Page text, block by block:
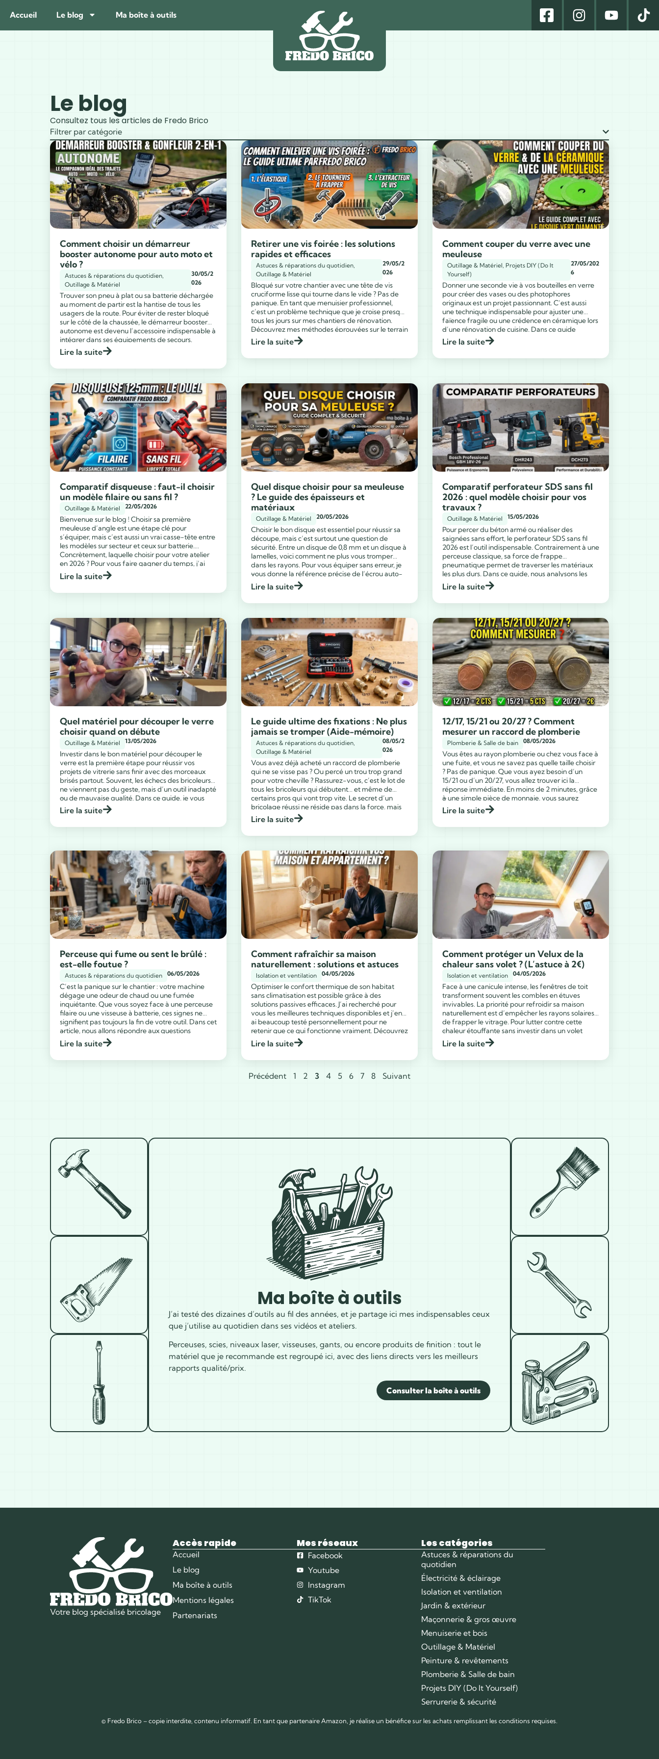
Accueil Le blog Ma boîte à outils
Le blog
Consultez tous les articles de Fredo Brico
Filtrer par catégorie
Comment choisir un démarreur
booster autonome pour auto moto et
vélo ?
Astuces & réparations du quotidien,
Outillage & Matériel
30/05/2
026
Trouver son pneu à plat ou sa batterie déchargée
au moment de partir est la hantise de tous les
usagers de la route. Pour éviter de rester bloqué
sur le côté de la chaussée, le démarreur booster
autonome est devenu l’accessoire indispensable à
intégrer dans ses équipements de secours.
Fonctionnalité Usage principal Véhicules et objets
[…]
...
Lire la suite
Retirer une vis foirée : les solutions
rapides et efficaces
Astuces & réparations du quotidien,
Outillage & Matériel
29/05/2
026
Bloqué sur votre chantier avec une tête de vis
cruciforme lisse qui tourne dans le vide ? Pas de
panique. En tant que menuisier professionnel,
c’est un problème technique que je croise presque
tous les jours sur mes chantiers de rénovation.
Découvrez mes méthodes éprouvées sur le terrain
pour savoir comment enlever une vis foirée […]
...
Lire la suite
Comment couper du verre avec une
meuleuse
Outillage & Matériel, Projets DIY (Do It
Yourself)
27/05/202
6
Donner une seconde vie à vos bouteilles en verre
pour créer des vases ou des photophores
originaux est un projet passionnant. C’est aussi
une technique indispensable pour ajuster une
faïence fragile ou une crédence en céramique lors
d’une rénovation de cuisine. Dans ce guide
pratique, je vous explique comment couper du
verre avec une meuleuse […]
...
Lire la suite
Comparatif disqueuse : faut-il choisir
un modèle filaire ou sans fil ?
Outillage & Matériel 22/05/2026
Bienvenue sur le blog ! Choisir sa première
meuleuse d’angle est une étape clé pour
s’équiper, mais c’est aussi un vrai casse-tête entre
les modèles sur secteur et ceux sur batterie.
Concrètement, laquelle choisir pour votre atelier
en 2026 ? Pour vous faire gagner du temps, j’ai
analysé les caractéristiques techniques des
meilleures machines actuelles. […]
...
Lire la suite
Quel disque choisir pour sa meuleuse
? Le guide des épaisseurs et
matériaux
Outillage & Matériel 20/05/2026
Choisir le bon disque est essentiel pour réussir sa
découpe, mais c’est surtout une question de
sécurité. Entre un disque de 0,8 mm et un disque à
lamelles, voici comment ne plus vous tromper
dans les rayons. Pour vous équiper sans erreur, je
vous donne la référence précise de l’écrou auto-
serrant et de ma sélection […]
...
Lire la suite
Comparatif perforateur SDS sans fil
2026 : quel modèle choisir pour vos
travaux ?
Outillage & Matériel 15/05/2026
Pour percer du béton armé ou réaliser des
saignées sans effort, le perforateur SDS sans fil
2026 est l’outil indispensable. Contrairement à une
perceuse classique, sa force de frappe
pneumatique permet de traverser les matériaux
les plus durs. Dans ce guide, nous analysons les
modèles leaders du marché pour vous aider à
faire le bon […]
...
Lire la suite
Quel matériel pour découper le verre
choisir quand on débute
Outillage & Matériel 13/05/2026
Investir dans le bon matériel pour découper le
verre est la première étape pour réussir vos
projets de vitrerie sans finir avec des morceaux
brisés partout. Souvent, les échecs des bricoleurs
ne viennent pas du geste, mais d’un outil inadapté
ou de mauvaise qualité. Dans ce guide, je vous
aide à trier l’essentiel du superflu […]
...
Lire la suite
Le guide ultime des fixations : Ne plus
jamais se tromper (Aide-mémoire)
Astuces & réparations du quotidien
Outillage & Matériel
08/05/2
026
Vous avez déjà acheté un raccord de plomberie
qui ne se visse pas ? Ou percé un trou trop grand
pour votre cheville ? Rassurez-vous, c’est le lot de
tous les bricoleurs qui débutent… et même de
certains pros qui vont trop vite. Le secret d’un
bricolage réussi ne réside pas dans la force, mais
[…]
...
Lire la suite
12/17, 15/21 ou 20/27 ? Comment
mesurer un raccord de plomberie
Plomberie & Salle de bain 08/05/2026
Vous êtes au rayon plomberie ou chez vous face à
une fuite, et vous ne savez pas quelle taille choisir
? Pas de panique. Que vous ayez besoin d’un
15/21 ou d’un 20/27, vous allez trouver ici la
réponse immédiate. En moins de 2 minutes, grâce
à une simple pièce de monnaie, vous saurez
exactement […]
...
Lire la suite
Perceuse qui fume ou sent le brûlé :
est-elle foutue ?
Astuces & réparations du quotidien 06/05/2026
C’est la panique sur le chantier : votre machine
dégage une odeur de chaud ou une fumée
inquiétante. Que vous soyez face à une perceuse
filaire ou une visseuse à batterie, ces signes ne
signifient pas toujours la fin de votre outil. Dans cet
article, nous allons répondre aux questions
suivantes : Pourquoi votre perceuse […]
...
Lire la suite
Comment rafraîchir sa maison
naturellement : solutions et astuces
Isolation et ventilation 04/05/2026
Optimiser le confort thermique de son habitat
sans climatisation est possible grâce à des
solutions passives efficaces. J’ai recherché pour
vous les meilleures techniques disponibles et j’en
ai beaucoup testé personnellement pour ne
retenir que ce qui fonctionne vraiment. Découvrez
comment rafraîchir sa maison naturellement avec
des méthodes durables et une sélection de
...
Lire la suite
Comment protéger un Velux de la
chaleur sans volet ? (L’astuce à 2€)
Isolation et ventilation 04/05/2026
Face à une canicule intense, les fenêtres de toit
transforment souvent les combles en étuves
invivables. La priorité pour refroidir sa maison
naturellement est d’empêcher les rayons solaires
de frapper le vitrage. Pour lutter contre cette
chaleur étouffante sans investir dans un volet
coûteux, j’ai sélectionné la méthode de la
couverture de survie. C’est une […]
...
Lire la suite
Précédent 1 2 3 4 5 6 7 8 Suivant
Ma boîte à outils
J’ai testé des dizaines d’outils au fil des années, et je partage ici mes indispensables ceux
que j’utilise au quotidien dans ses vidéos et ateliers.
Perceuses, scies, niveaux laser, visseuses, gants, ou encore produits de finition : tout le
matériel que je recommande est regroupé ici, avec des liens directs vers les meilleurs
rapports qualité/prix.
Consulter la boîte à outils
Votre blog spécialisé bricolage
Accès rapide
Accueil
Le blog
Ma boîte à outils
Mentions légales
Partenariats
Mes réseaux
Facebook
Youtube
Instagram
TikTok
Les catégories
Astuces & réparations du
quotidien
Électricité & éclairage
Isolation et ventilation
Jardin & extérieur
Maçonnerie & gros œuvre
Menuiserie et bois
Outillage & Matériel
Peinture & revêtements
Plomberie & Salle de bain
Projets DIY (Do It Yourself)
Serrurerie & sécurité
© Fredo Brico – copie interdite, contenu informatif. En tant que partenaire Amazon, je réalise un bénéfice sur les achats remplissant les conditions requises.